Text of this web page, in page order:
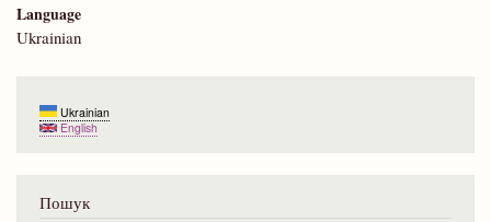
Language
Ukrainian
Ukrainian
English
Пошук